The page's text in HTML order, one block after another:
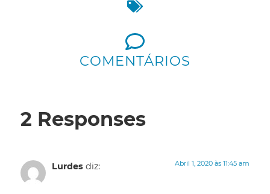
COMENTÁRIOS
2 Responses
Lurdes diz: Abril 1, 2020 às 11:45 am